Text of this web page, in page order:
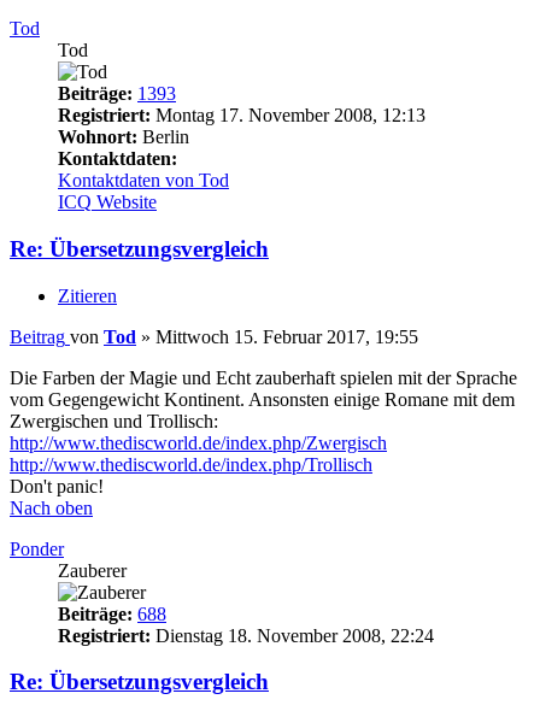
Tod
Tod
Beiträge: 1393
Registriert: Montag 17. November 2008, 12:13
Wohnort: Berlin
Kontaktdaten:
Kontaktdaten von Tod
ICQ Website
Re: Übersetzungsvergleich
Zitieren
Beitrag von Tod » Mittwoch 15. Februar 2017, 19:55
Die Farben der Magie und Echt zauberhaft spielen mit der Sprache
vom Gegengewicht Kontinent. Ansonsten einige Romane mit dem
Zwergischen und Trollisch:
http://www.thediscworld.de/index.php/Zwergisch
http://www.thediscworld.de/index.php/Trollisch
Don't panic!
Nach oben
Ponder
Zauberer
Beiträge: 688
Registriert: Dienstag 18. November 2008, 22:24
Re: Übersetzungsvergleich